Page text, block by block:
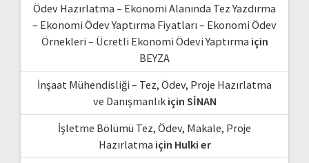
Ödev Hazırlatma – Ekonomi Alanında Tez Yazdırma
– Ekonomi Ödev Yaptırma Fiyatları – Ekonomi Ödev
Örnekleri – Ücretli Ekonomi Ödevi Yaptırma için
BEYZA
İnşaat Mühendisliği – Tez, Ödev, Proje Hazırlatma
ve Danışmanlıkiçin SİNAN
İşletme Bölümü Tez, Ödev, Makale, Proje
Hazırlatma için Hulki er